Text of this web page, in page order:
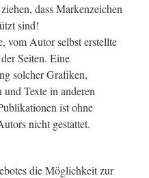
dass Markenzeichen
sind!
vom Autor selbst erstellte
Seiten. Eine
solcher Grafiken,
Texte in anderen
ist ohne
nicht gestattet.
die Möglichkeit zur